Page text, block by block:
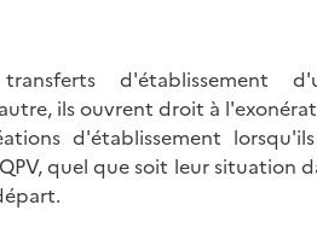
d'établissement
ils ouvrent droit à
d'établissement
quel que soit leur situation